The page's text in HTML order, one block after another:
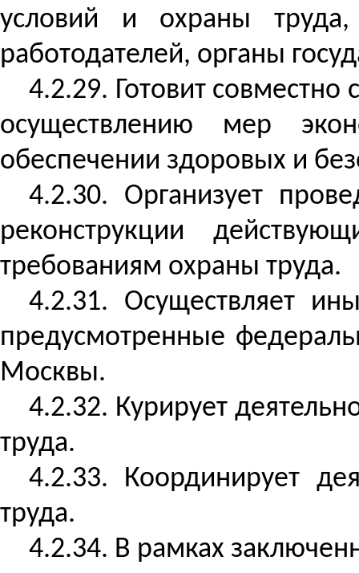
условий и охраны
работодателей, органы
4.2.29. Готовит
осуществлению мер
обеспечении здоровых и
4.2.30. Организует
реконструкции
требованиям охраны труда.
4.2.31. Осуществляет
предусмотренные
Москвы.
4.2.32. Курирует
труда.
4.2.33. Координирует
труда.
4.2.34. В рамках